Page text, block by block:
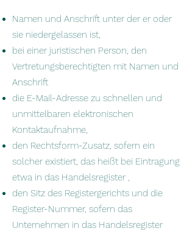
Namen und Anschrift unter der er oder
sie niedergelassen ist,
bei einer juristischen Person, den
Vertretungsberechtigten mit Namen und
Anschrift
die E-Mail-Adresse zu schnellen und
unmittelbaren elektronischen
Kontaktaufnahme,
den Rechtsform-Zusatz, sofern ein
solcher existiert, das heißt bei Eintragung
etwa in das Handelsregister ,
den Sitz des Registergerichts und die
Register-Nummer, sofern das
Unternehmen in das Handelsregister